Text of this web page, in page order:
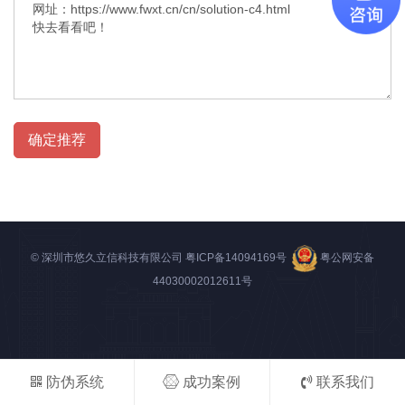
确定推荐
© 深圳市悠久立信科技有限公司 粤ICP备14094169号
粤公网安备
44030002012611号
防伪系统 成功案例 联系我们